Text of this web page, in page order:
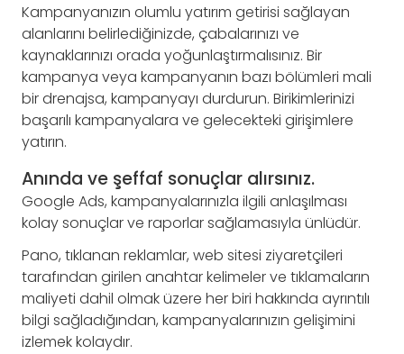
Kampanyanızın olumlu yatırım getirisi sağlayan
alanlarını belirlediğinizde, çabalarınızı ve
kaynaklarınızı orada yoğunlaştırmalısınız. Bir
kampanya veya kampanyanın bazı bölümleri mali
bir drenajsa, kampanyayı durdurun. Birikimlerinizi
başarılı kampanyalara ve gelecekteki girişimlere
yatırın.
Anında ve şeffaf sonuçlar alırsınız.
Google Ads, kampanyalarınızla ilgili anlaşılması
kolay sonuçlar ve raporlar sağlamasıyla ünlüdür.
Pano, tıklanan reklamlar, web sitesi ziyaretçileri
tarafından girilen anahtar kelimeler ve tıklamaların
maliyeti dahil olmak üzere her biri hakkında ayrıntılı
bilgi sağladığından, kampanyalarınızın gelişimini
izlemek kolaydır.